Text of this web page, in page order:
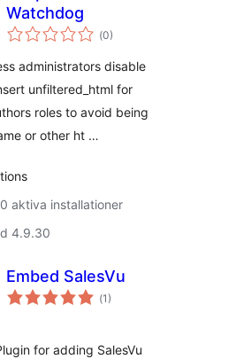
Watchdog
(Totalt
antal
0)
administrators disable
unfiltered_html for
roles to avoid being
or other ht …
aktiva installationer
4.9.30
Embed SalesVu
(Totalt
antal
1)
for adding SalesVu